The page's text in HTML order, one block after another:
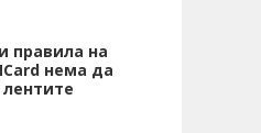
правила на
нема да